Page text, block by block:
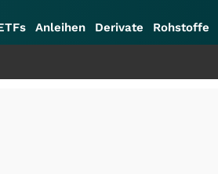
Anleihen Derivate Rohstoffe